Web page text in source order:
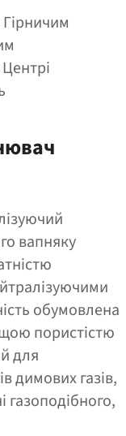
вапняку
обумовлена
пористістю
для
димових газів,